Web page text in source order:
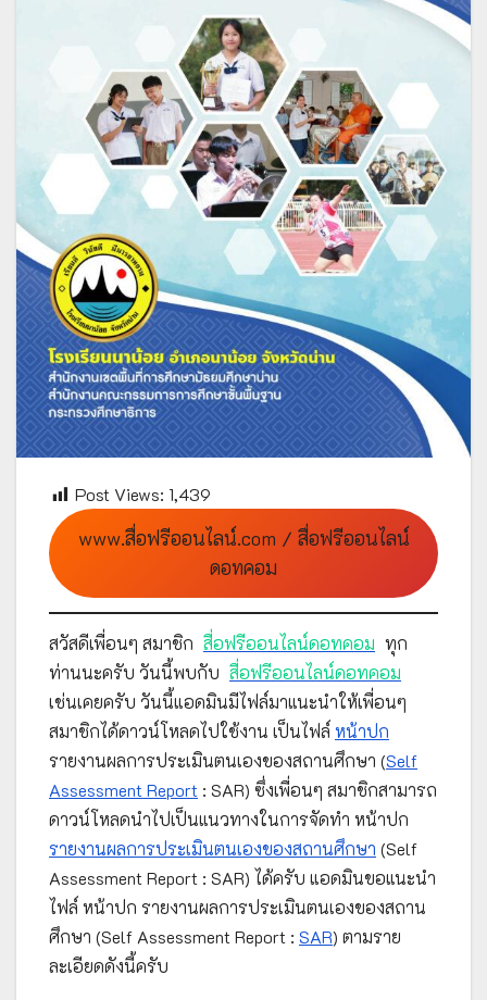
Post Views: 1,439
www.สื่อฟรีออนไลน์.com / สื่อฟรีออนไลน์
ดอทคอม
สวัสดีเพื่อนๆ สมาชิก สื่อฟรีออนไลน์ดอทคอม ทุก
ท่านนะครับ วันนี้พบกับ สื่อฟรีออนไลน์ดอทคอม
เช่นเคยครับ วันนี้แอดมินมีไฟล์มาแนะนำให้เพื่อนๆ
สมาชิกได้ดาวน์โหลดไปใช้งาน เป็นไฟล์ หน้าปก
รายงานผลการประเมินตนเองของสถานศึกษา (Self
Assessment Report : SAR) ซึ่งเพื่อนๆ สมาชิกสามารถ
ดาวน์โหลดนำไปเป็นแนวทางในการจัดทำ หน้าปก
รายงานผลการประเมินตนเองของสถานศึกษา (Self
Assessment Report : SAR) ได้ครับ แอดมินขอแนะนำ
ไฟล์ หน้าปก รายงานผลการประเมินตนเองของสถาน
ศึกษา (Self Assessment Report : SAR) ตามราย
ละเอียดดังนี้ครับ